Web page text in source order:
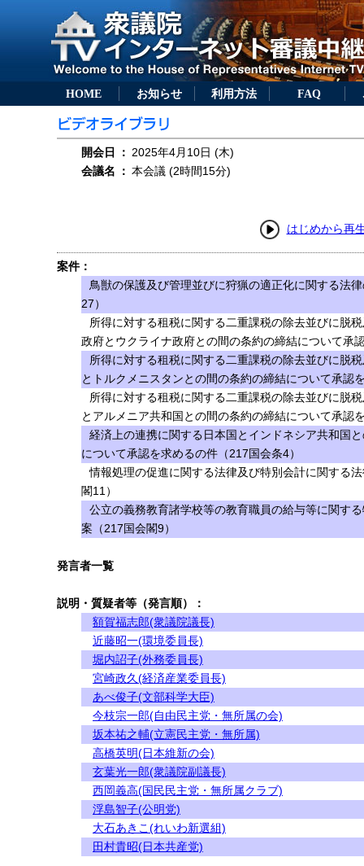
HOME お知らせ 利用方法 FAQ
開会日 ： 2025年4月10日 (木)
会議名
： 本会議 (2時間15分)
はじめから再
案件：
鳥獣の保護及び管理並びに狩猟の適正化に関する法
27）
所得に対する租税に関する二重課税の除去並びに脱
政府とウクライナ政府との間の条約の締結について承
所得に対する租税に関する二重課税の除去並びに脱
とトルクメニスタンとの間の条約の締結について承認
所得に対する租税に関する二重課税の除去並びに脱
とアルメニア共和国との間の条約の締結について承認
経済上の連携に関する日本国とインドネシア共和国
について承認を求めるの件（217国会条4）
情報処理の促進に関する法律及び特別会計に関する
閣11）
公立の義務教育諸学校等の教育職員の給与等に関す
案（217国会閣9）
発言者一覧
説明・質疑者等（発言順）：
額賀福志郎(衆議院議長)
近藤昭一(環境委員長)
堀内詔子(外務委員長)
宮崎政久(経済産業委員長)
あべ俊子(文部科学大臣)
今枝宗一郎(自由民主党・無所属の会)
坂本祐之輔(立憲民主党・無所属)
高橋英明(日本維新の会)
玄葉光一郎(衆議院副議長)
西岡義高(国民民主党・無所属クラブ)
浮島智子(公明党)
大石あきこ(れいわ新選組)
田村貴昭(日本共産党)